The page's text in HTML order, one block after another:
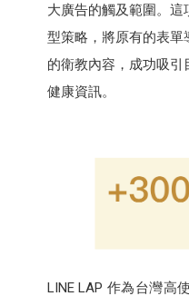
大廣告的觸及範圍。
型策略，將原有的表單
的衛教內容，成功吸
健康資訊。
LINE LAP 作為台灣高